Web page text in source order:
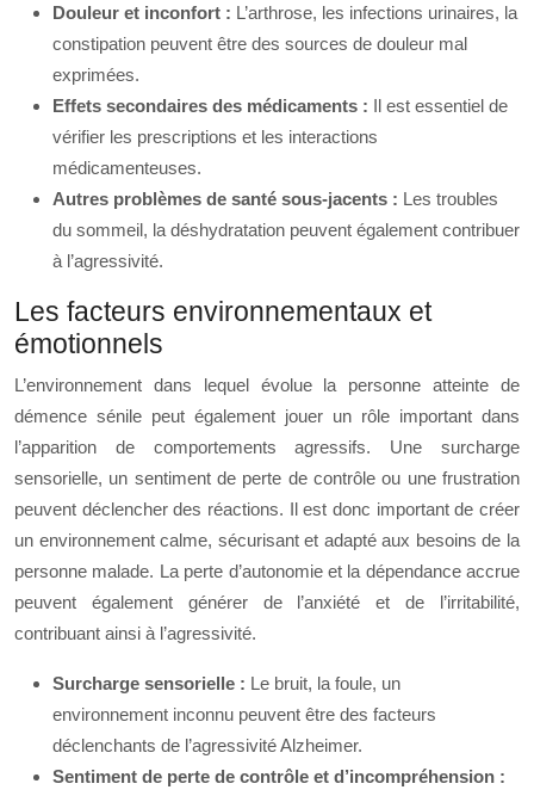
Douleur et inconfort : L’arthrose, les infections urinaires, la
constipation peuvent être des sources de douleur mal
exprimées.
Effets secondaires des médicaments : Il est essentiel de
vérifier les prescriptions et les interactions
médicamenteuses.
Autres problèmes de santé sous-jacents : Les troubles
du sommeil, la déshydratation peuvent également contribuer
à l’agressivité.
Les facteurs environnementaux et
émotionnels
L’environnement dans lequel évolue la personne atteinte de
démence sénile peut également jouer un rôle important dans
l’apparition de comportements agressifs. Une surcharge
sensorielle, un sentiment de perte de contrôle ou une frustration
peuvent déclencher des réactions. Il est donc important de créer
un environnement calme, sécurisant et adapté aux besoins de la
personne malade. La perte d’autonomie et la dépendance accrue
peuvent également générer de l’anxiété et de l’irritabilité,
contribuant ainsi à l’agressivité.
Surcharge sensorielle : Le bruit, la foule, un
environnement inconnu peuvent être des facteurs
déclenchants de l’agressivité Alzheimer.
Sentiment de perte de contrôle et d’incompréhension :